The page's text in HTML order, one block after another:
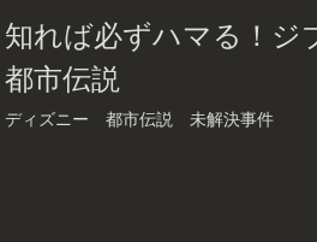
知れば必ずハマる！ジ
都市伝説
ディズニー 都市伝説 未解決事件